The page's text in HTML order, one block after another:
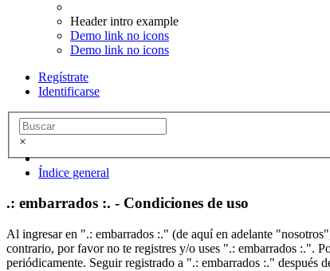
Header intro example
Demo link no icons
Demo link no icons
Regístrate
Identificarse
×
Índice general
.: embarrados :. - Condiciones de uso
Al ingresar en ".: embarrados :." (de aquí en adelante
contrario, por favor no te registres y/o uses ".: embarrados :.".
periódicamente. Seguir registrado a ".: embarrados :." después